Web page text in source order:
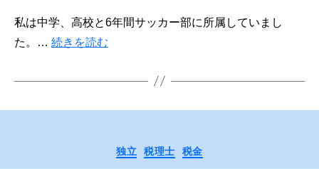
私は中学、高校と6年間サッカー部に所属していまし
た。… 続きを読む
カ
テ
独立 税理士 税金